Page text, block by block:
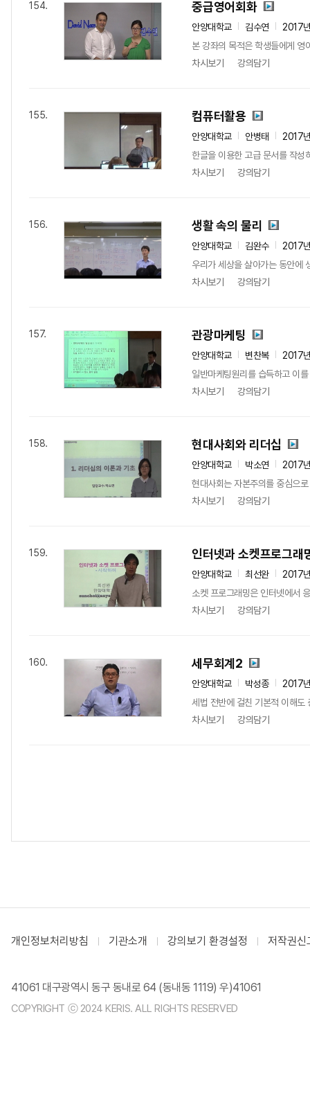
154. 중급영어회화
안양대학교 김수연
2017
본 강좌의 목적은 학생들에게
차시보기
강의담기
155. 컴퓨터활용
안양대학교 안병태
2017
한글을 이용한 고급 문서를 작성
차시보기
강의담기
156. 생활 속의 물리
안양대학교 김완수
2017
우리가 세상을 살아가는 동안에
차시보기
강의담기
157. 관광마케팅
안양대학교 변찬복
2017
일반마케팅원리를 습득하고 이
차시보기
강의담기
158. 현대사회와 리더십
안양대학교 박소연
2017
현대사회는 자본주의를 중심으
차시보기
강의담기
159. 인터넷과 소켓프로그래
안양대학교 최선완
2017
소켓 프로그래밍은 인터넷에서
차시보기
강의담기
160. 세무회계2
안양대학교 박성종
2017
세법 전반에 걸친 기본적 이해도
차시보기
강의담기
개인정보처리방침 기관소개 강의보기 환경설정 저작권신
41061 대구광역시 동구 동내로 64 (동내동 1119) 우)41061
COPYRIGHT ⓒ 2024 KERIS. ALL RIGHTS RESERVED